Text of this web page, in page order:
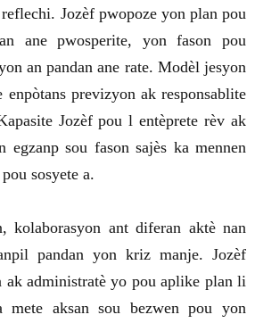
Jozèf pwopoze yon plan pou
ane pwosperite, yon fason pou
an pandan ane rate. Modèl jesyon
enpòtans previzyon ak responsablite
Jozèf pou l entèprete rèv ak
egzanp sou fason sajès ka mennen
sosyete a.
kolaborasyon ant diferan aktè nan
pandan yon kriz manje. Jozèf
ak administratè yo pou aplike plan li
mete aksan sou bezwen pou yon